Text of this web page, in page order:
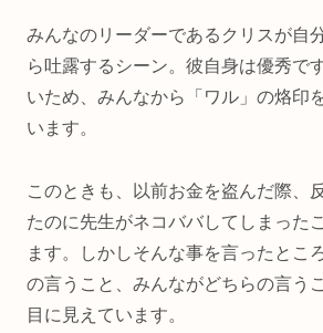
みんなのリーダーであるクリスが自
ら吐露するシーン。彼自身は優秀で
いため、みんなから「ワル」の烙印
います。
このときも、以前お金を盗んだ際、
たのに先生がネコババしてしまった
ます。しかしそんな事を言ったとこ
の言うこと、みんながどちらの言う
目に見えています。